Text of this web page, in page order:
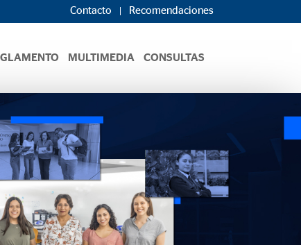
Contacto Recomendaciones
MULTIMEDIA CONSULTAS